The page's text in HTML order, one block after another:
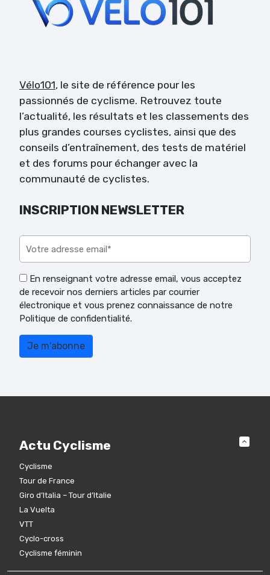
Vélo101, le site de référence pour les
passionnés de cyclisme. Retrouvez toute
l’actualité, les résultats et les classements des
plus grandes courses cyclistes, ainsi que des
conseils d’entraînement, des tests de matériel
et des forums pour échanger avec la
communauté de cyclistes.
INSCRIPTION NEWSLETTER
En renseignant votre adresse email, vous acceptez
de recevoir nos derniers articles par courrier
électronique et vous prenez connaissance de notre
Politique de confidentialité.
Actu Cyclisme
Cyclisme
Tour de France
Giro d’Italia – Tour d’Italie
La Vuelta
VTT
Cyclo-cross
Cyclisme féminin